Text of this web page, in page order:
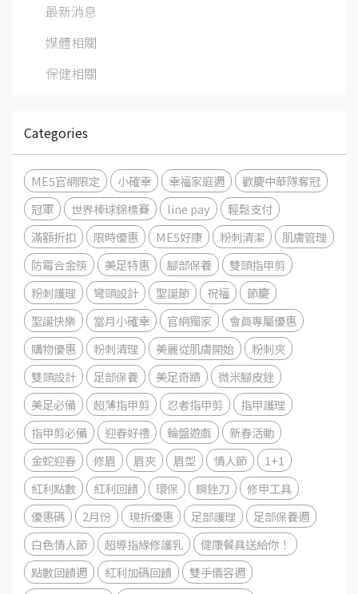
最新消息
媒體相關
保健相關
Categories
ME5官網限定 小確幸 幸福家庭週
歡慶中華隊奪冠
冠軍
世界棒球錦標賽 line pay
輕鬆支付
滿額折扣
限時優惠 ME5好康 粉刺清潔
肌膚管理
防霉合金筷
美足特惠 腳部保養
雙頭指甲剪
粉刺護理
彎頭設計 聖誕節 祝福
節慶
聖誕快樂
當月小確幸 官網獨家
會員專屬優惠
購物優惠
粉刺清理 美麗從肌膚開始
粉刺夾
雙頭設計
足部保養 美足奇蹟
微米腳皮銼
美足必備
超薄指甲剪 忍者指甲剪
指甲護理
指甲剪必備
迎春好禮 輪盤遊戲
新春活動
金蛇迎春
修眉 眉夾 眉型 情人節
1+1
紅利點數
紅利回饋 環保 鋼銼刀
修甲工具
優惠碼
2月份 現折優惠 足部護理
足部保養週
白色情人節
超導指緣修護乳
健康餐具送給你！
點數回饋週
紅利加碼回饋
雙手儀容週